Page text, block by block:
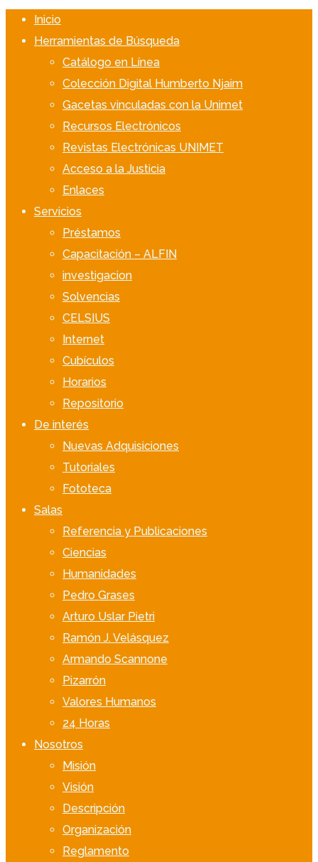
Inicio
Herramientas de Búsqueda
Catálogo en Línea
Colección Digital Humberto Njaim
Gacetas vinculadas con la Unimet
Recursos Electrónicos
Revistas Electrónicas UNIMET
Acceso a la Justicia
Enlaces
Servicios
Préstamos
Capacitación – ALFIN
investigacion
Solvencias
CELSIUS
Internet
Cubículos
Horarios
Repositorio
De interés
Nuevas Adquisiciones
Tutoriales
Fototeca
Salas
Referencia y Publicaciones
Ciencias
Humanidades
Pedro Grases
Arturo Uslar Pietri
Ramón J. Velásquez
Armando Scannone
Pizarrón
Valores Humanos
24 Horas
Nosotros
Misión
Visión
Descripción
Organización
Reglamento